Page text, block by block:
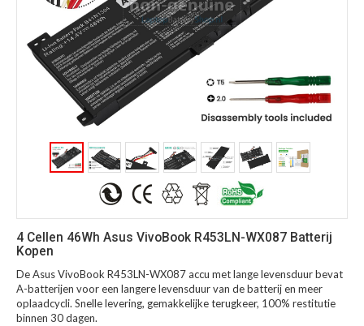
4 Cellen 46Wh Asus VivoBook R453LN-WX087 Batterij
Kopen
De Asus VivoBook R453LN-WX087 accu met lange levensduur bevat
A-batterijen voor een langere levensduur van de batterij en meer
oplaadcycli. Snelle levering, gemakkelijke terugkeer, 100% restitutie
binnen 30 dagen.